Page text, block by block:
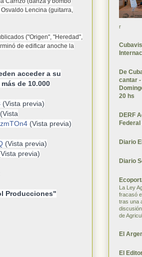
Lencina (guitarra,
("Origen", "Heredad",
de edificar anoche la
acceder a su
de 10.000
(Vista previa)
(Vista
(Vista previa)
(Vista previa)
previa)
Producciones"
r
De
cantar -
20 hs
DERF
Federal
Diario
Diario
La Ley
fracasó
tras una
de
El
El